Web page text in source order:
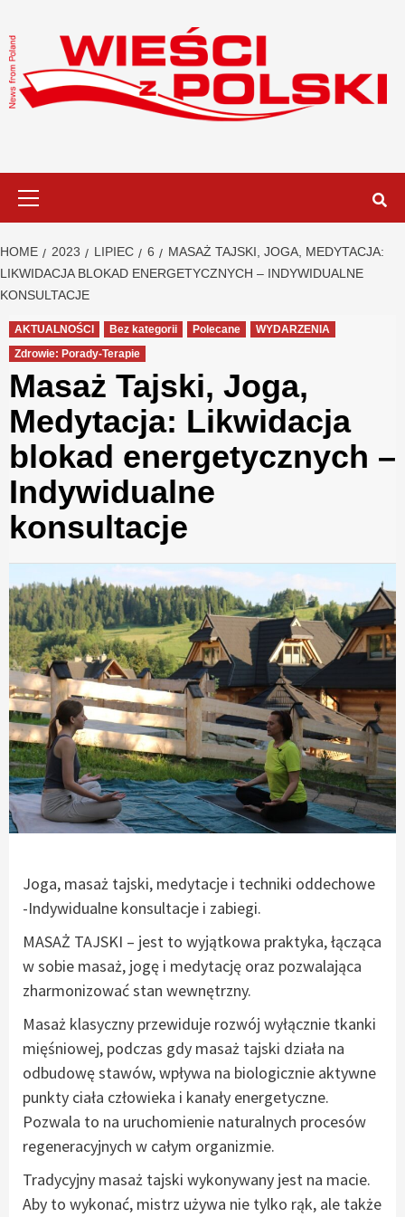
to
content
HOME 2023 LIPIEC 6
MASAŻ TAJSKI, JOGA, MEDYTACJA:
LIKWIDACJA BLOKAD ENERGETYCZNYCH – INDYWIDUALNE
KONSULTACJE
AKTUALNOŚCI Bez kategorii Polecane
WYDARZENIA
Zdrowie: Porady-Terapie
Masaż Tajski, Joga,
Medytacja: Likwidacja
blokad energetycznych –
Indywidualne
konsultacje
Joga, masaż tajski, medytacje i techniki oddechowe
-Indywidualne konsultacje i zabiegi.
MASAŻ TAJSKI – jest to wyjątkowa praktyka, łącząca
w sobie masaż, jogę i medytację oraz pozwalająca
zharmonizować stan wewnętrzny.
Masaż klasyczny przewiduje rozwój wyłącznie tkanki
mięśniowej, podczas gdy masaż tajski działa na
odbudowę stawów, wpływa na biologicznie aktywne
punkty ciała człowieka i kanały energetyczne.
Pozwala to na uruchomienie naturalnych procesów
regeneracyjnych w całym organizmie.
Tradycyjny masaż tajski wykonywany jest na macie.
Aby to wykonać, mistrz używa nie tylko rąk, ale także